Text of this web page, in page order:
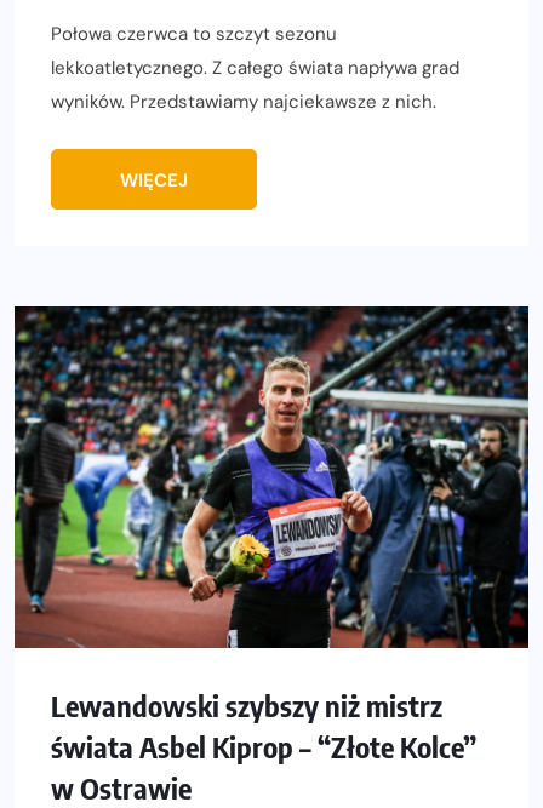
Połowa czerwca to szczyt sezonu
lekkoatletycznego. Z całego świata napływa grad
wyników. Przedstawiamy najciekawsze z nich.
WIĘCEJ
Lewandowski szybszy niż mistrz
świata Asbel Kiprop – “Złote Kolce”
w Ostrawie